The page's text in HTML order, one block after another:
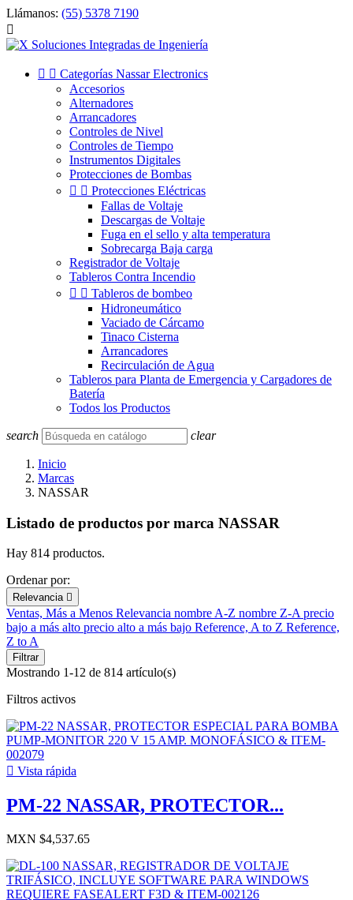
Llámanos: (55) 5378 7190

  Categorías Nassar Electronics
Accesorios
Alternadores
Arrancadores
Controles de Nivel
Controles de Tiempo
Instrumentos Digitales
Protecciones de Bombas
  Protecciones Eléctricas
Fallas de Voltaje
Descargas de Voltaje
Fuga en el sello y alta temperatura
Sobrecarga Baja carga
Registrador de Voltaje
Tableros Contra Incendio
  Tableros de bombeo
Hidroneumático
Vaciado de Cárcamo
Tinaco Cisterna
Arrancadores
Recirculación de Agua
Tableros para Planta de Emergencia y Cargadores de
Batería
Todos los Productos
search clear
Inicio
Marcas
NASSAR
Listado de productos por marca NASSAR
Hay 814 productos.
Ordenar por:
Relevancia 
Ventas, Más a Menos Relevancia nombre A-Z nombre Z-Aprecio
bajo a más alto precio alto a más bajo Reference, A to Z Reference,
Z to A
Filtrar
Mostrando 1-12 de 814 artículo(s)
Filtros activos
 Vista rápida
PM-22 NASSAR, PROTECTOR...
MXN $4,537.65